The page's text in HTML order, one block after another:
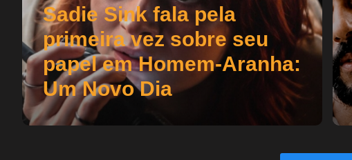
Sadie Sink fala pela
primeira vez sobre seu
papel em Homem-Aranha:
Um Novo Dia